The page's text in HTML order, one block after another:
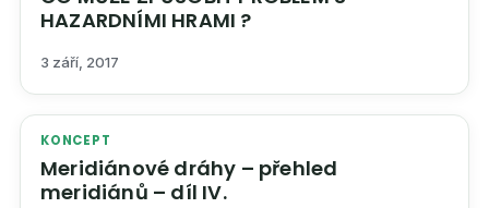
HAZARDNÍMI HRAMI ?
3 září, 2017
KONCEPT
Meridiánové dráhy – přehled
meridiánů – díl IV.